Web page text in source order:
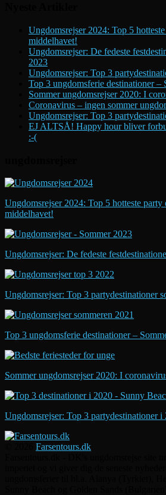
Ungdomsrejser 2024: Top 5
middelhavet!
Ungdomsrejser: De fedeste
2023
Ungdomsrejser: Top 3
Top 3 ungdomsferie destinationer –
Sommer ungdomsrejser 2020: I
Coronavirus – ingen sommer
Ungdomsrejser: Top 3
EJ ALTSÅ! Happy hour bliver
:-(
Ungdomsrejser 2024: Top 5 hotteste party
middelhavet!
Ungdomsrejser: De fedeste
Ungdomsrejser: Top 3 partydestinationer
Top 3 ungdomsferie destinationer –
Sommer ungdomsrejser 2020: I
Ungdomsrejser: Top 3 partydestinationer i
Farsentours.dk